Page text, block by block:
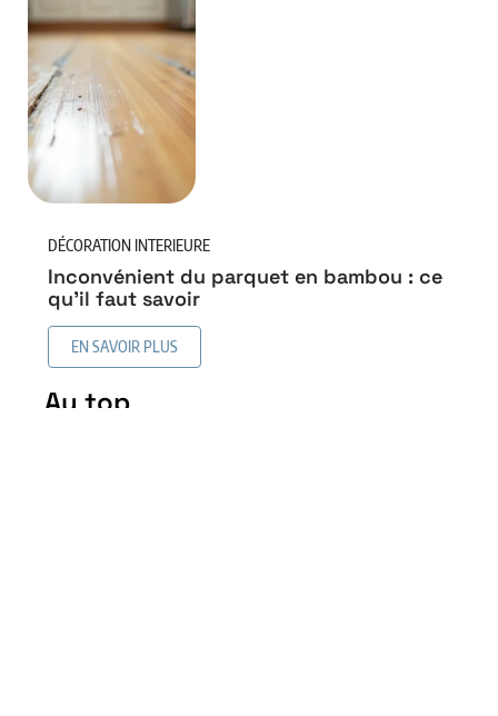
DÉCORATION INTERIEURE
Inconvénient du parquet en bambou : ce
qu’il faut savoir
EN SAVOIR PLUS
Au top